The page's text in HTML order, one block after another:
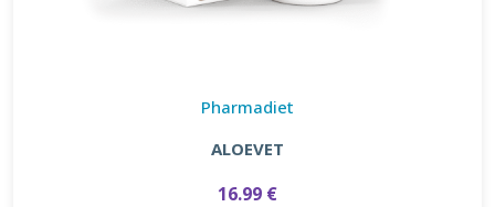
Pharmadiet
ALOEVET
16.99 €